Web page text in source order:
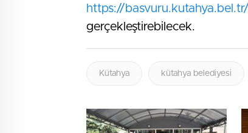
https://
gerçekleştirebilecek.
Kütahya kütahya belediyesi